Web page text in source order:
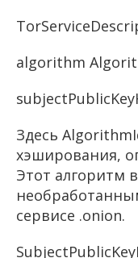
algorithm
Здесь
хэширования,
Этот алгоритм
сервисе .onion.